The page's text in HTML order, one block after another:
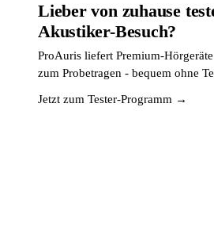
Lieber von zuhause
Akustiker-Besuch?
ProAuris liefert Premium-
zum Probetragen - bequem ohne
Jetzt zum Tester-Programm →